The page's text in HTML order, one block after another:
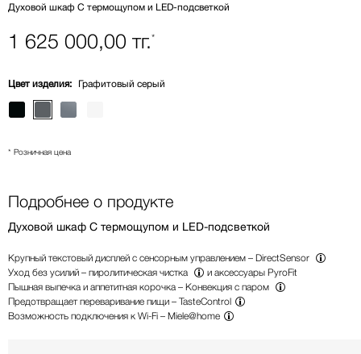
Духовой шкаф С термощупом и LED-подсветкой
1 625 000,00 тг.*
Цвет изделия: Графитовый серый
* Розничная цена
Подробнее о продукте
Духовой шкаф С термощупом и LED-подсветкой
Крупный текстовый дисплей с сенсорным управлением – DirectSensor
Уход без усилий – пиролитическая чистка
и аксессуары PyroFit
Пышная выпечка и аппетитная корочка – Конвекция с паром
Предотвращает переваривание пищи – TasteControl
Возможность подключения к Wi-Fi – Miele@home